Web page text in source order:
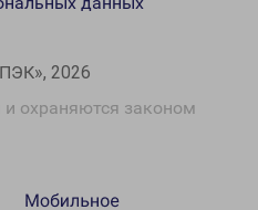
2026
охраняются законом